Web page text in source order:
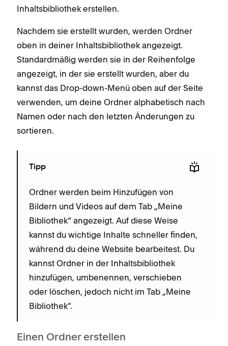
Inhaltsbibliothek erstellen.
Nachdem sie erstellt wurden, werden Ordner
oben in deiner Inhaltsbibliothek angezeigt.
Standardmäßig werden sie in der Reihenfolge
angezeigt, in der sie erstellt wurden, aber du
kannst das Drop-down-Menü oben auf der Seite
verwenden, um deine Ordner alphabetisch nach
Namen oder nach den letzten Änderungen zu
sortieren.
Tipp
Ordner werden beim Hinzufügen von
Bildern und Videos auf dem Tab „Meine
Bibliothek“ angezeigt. Auf diese Weise
kannst du wichtige Inhalte schneller finden,
während du deine Website bearbeitest. Du
kannst Ordner in der Inhaltsbibliothek
hinzufügen, umbenennen, verschieben
oder löschen, jedoch nicht im Tab „Meine
Bibliothek“.
Einen Ordner erstellen